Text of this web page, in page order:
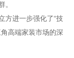
。
方进一步强化了“技
高端家装市场的深